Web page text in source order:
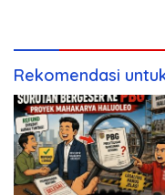
Rekomendasi